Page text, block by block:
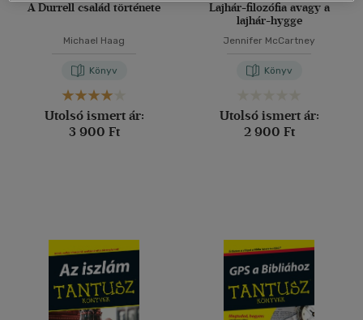
A Durrell család története
Michael Haag
Könyv
Utolsó ismert ár:
3 900 Ft
Lajhár-filozófia avagy a
lajhár-hygge
Jennifer McCartney
Könyv
Utolsó ismert ár:
2 900 Ft